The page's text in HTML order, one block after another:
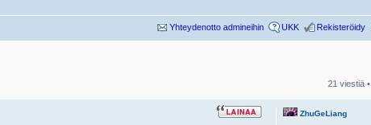
Yhteydenotto admineihin UKK Rekisteröidy
21 viestiä •
ZhuGeLiang